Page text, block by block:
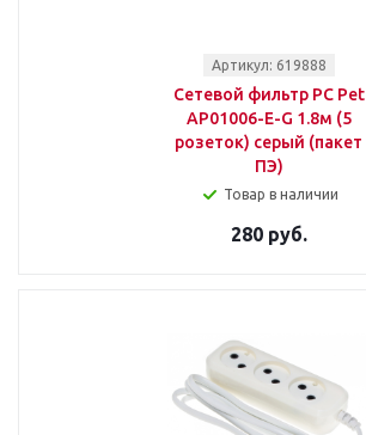
Артикул: 619888
Сетевой фильтр PC Pet
AP01006-E-G 1.8м (5
розеток) серый (пакет
ПЭ)
Товар в наличии
280 руб.